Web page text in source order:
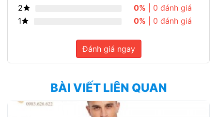
2
0% | 0 đánh giá
1
0% | 0 đánh giá
Đánh giá ngay
BÀI VIẾT LIÊN QUAN